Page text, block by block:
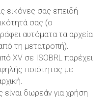
εικόνες σας επειδή
σας (ο
αυτόματα τα αρχεία
τη μετατροπή).
XV σε ISOBRL παρέχει
ποιότητας με
δωρεάν για χρήση